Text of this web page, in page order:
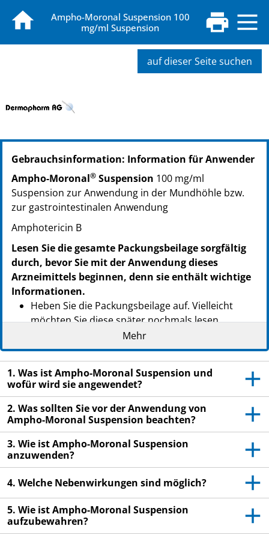
Ampho-Moronal Suspension 100
mg/ml Suspension
auf dieser Seite suchen
PZN: 06180078
PPN: 110618007877
GTIN: 04250297401691
PZN: 06193974
PPN: 110619397448
PZN: 08417573
PPN: 110841757305
GTIN: 04250297401684
PZN: 14035864
PPN: 111403586488
PZN: 14035858
PPN: 111403585825
Gebrauchsinformation: Information für Anwender
Ampho-Moronal® Suspension 100 mg/ml
Suspension zur Anwendung in der Mundhöhle bzw.
zur gastrointestinalen Anwendung
Amphotericin B
Lesen Sie die gesamte Packungsbeilage sorgfältig
durch, bevor Sie mit der Anwendung dieses
Arzneimittels beginnen, denn sie enthält wichtige
Informationen.
Heben Sie die Packungsbeilage auf. Vielleicht
möchten Sie diese später nochmals lesen.
Wenn Sie weitere Fragen haben, wenden Sie sich
an Ihren Arzt oder Apotheker.
Dieses Arzneimittel wurde Ihnen persönlich
verschrieben. Geben Sie es nicht an Dritte weiter.
Es kann anderen Menschen schaden, auch wenn
diese die gleichen Beschwerden haben wie Sie.
Wenn Sie Nebenwirkungen bemerken, wenden Sie
sich an Ihren Arzt oder Apotheker. Dies gilt auch
für Nebenwirkungen, die nicht in dieser
Packungsbeilage angegeben sind. Siehe Abschnitt
4.
Mehr
1. Was ist Ampho-Moronal Suspension und
wofür wird sie angewendet?
2. Was sollten Sie vor der Anwendung von
Ampho-Moronal Suspension beachten?
3. Wie ist Ampho-Moronal Suspension
anzuwenden?
4. Welche Nebenwirkungen sind möglich?
5. Wie ist Ampho-Moronal Suspension
aufzubewahren?